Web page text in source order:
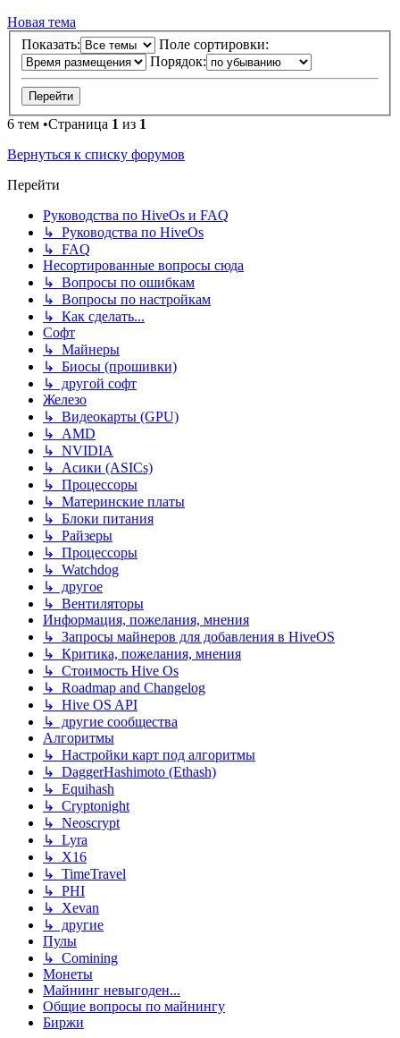
Новая тема
Показать:
Поле сортировки:
Порядок:
6 тем •Страница 1 из 1
Вернуться к списку форумов
Перейти
Руководства по HiveOs и FAQ
↳ Руководства по HiveOs
↳ FAQ
Несортированные вопросы сюда
↳ Вопросы по ошибкам
↳ Вопросы по настройкам
↳ Как сделать...
Софт
↳ Майнеры
↳ Биосы (прошивки)
↳ другой софт
Железо
↳ Видеокарты (GPU)
↳ AMD
↳ NVIDIA
↳ Асики (ASICs)
↳ Процессоры
↳ Материнские платы
↳ Блоки питания
↳ Райзеры
↳ Процессоры
↳ Watchdog
↳ другое
↳ Вентиляторы
Информация, пожелания, мнения
↳ Запросы майнеров для добавления в HiveOS
↳ Критика, пожелания, мнения
↳ Стоимость Hive Os
↳ Roadmap and Changelog
↳ Hive OS API
↳ другие сообщества
Алгоритмы
↳ Настройки карт под алгоритмы
↳ DaggerHashimoto (Ethash)
↳ Equihash
↳ Cryptonight
↳ Neoscrypt
↳ Lyra
↳ X16
↳ TimeTravel
↳ PHI
↳ Xevan
↳ другие
Пулы
↳ Comining
Монеты
Майнинг невыгоден...
Общие вопросы по майнингу
Биржи